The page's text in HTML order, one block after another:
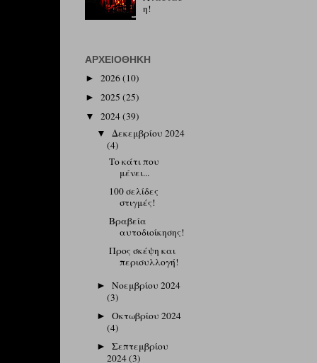
η!
ΑΡΧΕΙΟΘΉΚΗ
► 2026(10)
► 2025 (25)
▼ 2024(39)
▼Δεκεμβρίου 2024
(4)
Το κάτι που
μένει...
100 σελίδες
στιγμές!
Βραβεία
αυτοδιοίκησης!
Προς σκέψη και
περισυλλογή!
►Νοεμβρίου 2024
(3)
►Οκτωβρίου 2024
(4)
►Σεπτεμβρίου
2024(3)